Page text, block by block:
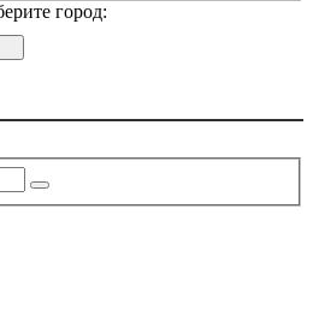
город: